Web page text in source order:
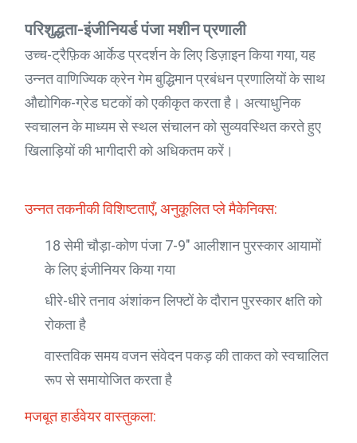
परिशुद्धता-इंजीनियर्ड पंजा मशीन प्रणाली
उच्च-ट्रैफ़िक आर्केड प्रदर्शन के लिए डिज़ाइन किया गया, यह
उन्नत वाणिज्यिक क्रेन गेम बुद्धिमान प्रबंधन प्रणालियों के साथ
औद्योगिक-ग्रेड घटकों को एकीकृत करता है। अत्याधुनिक
स्वचालन के माध्यम से स्थल संचालन को सुव्यवस्थित करते हुए
खिलाड़ियों की भागीदारी को अधिकतम करें।
उन्नत तकनीकी विशिष्टताएँ, अनुकूलित प्ले मैकेनिक्स:
18 सेमी चौड़ा-कोण पंजा 7-9" आलीशान पुरस्कार आयामों
के लिए इंजीनियर किया गया
धीरे-धीरे तनाव अंशांकन लिफ्टों के दौरान पुरस्कार क्षति को
रोकता है
वास्तविक समय वजन संवेदन पकड़ की ताकत को स्वचालित
रूप से समायोजित करता है
मजबूत हार्डवेयर वास्तुकला: